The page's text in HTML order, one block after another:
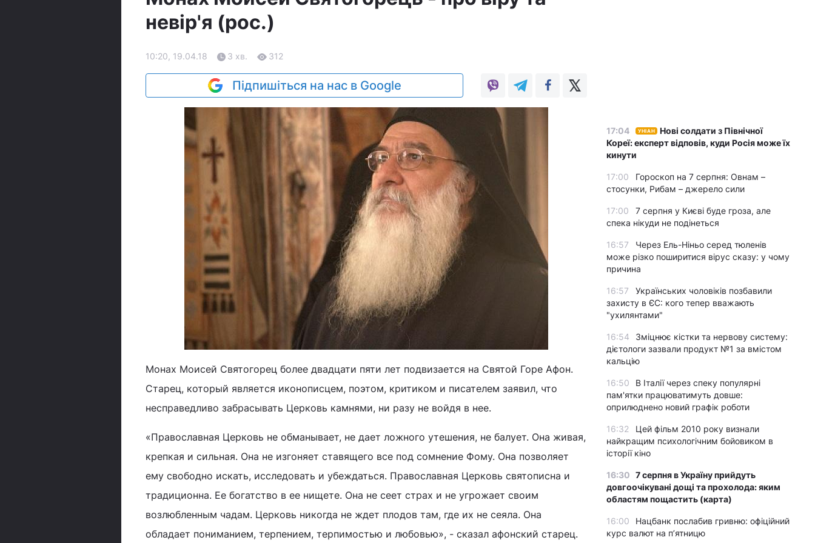
невір'я (рос.)
10:20, 19.04.18 3 хв. 312
Підпишіться на нас в Google
Монах Моисей Святогорец более двадцати пяти лет подвизается на Святой Горе Афон.
Старец, который является иконописцем, поэтом, критиком и писателем заявил, что
несправедливо забрасывать Церковь камнями, ни разу не войдя в нее.
«Православная Церковь не обманывает, не дает ложного утешения, не балует. Она живая,
крепкая и сильная. Она не изгоняет ставящего все под сомнение Фому. Она позволяет
ему свободно искать, исследовать и убеждаться. Православная Церковь святописна и
традиционна. Ее богатство в ее нищете. Она не сеет страх и не угрожает своим
возлюбленным чадам. Церковь никогда не ждет плодов там, где их не сеяла. Она
обладает пониманием, терпением, терпимостью и любовью», - сказал афонский старец.
17:04 УНІАН
Нові солдати з Північної
Кореї: експерт відповів, куди Росія може їх
кинути
17:00
Гороскоп на 7 серпня: Овнам –
стосунки, Рибам – джерело сили
17:00
7 серпня у Києві буде гроза, але
спека нікуди не подінеться
16:57
Через Ель-Ніньо серед тюленів
може різко поширитися вірус сказу: у чому
причина
16:57
Українських чоловіків позбавили
захисту в ЄС: кого тепер вважають
"ухилянтами"
16:54
Зміцнює кістки та нервову систему:
дієтологи зазвали продукт №1 за вмістом
кальцію
16:50
В Італії через спеку популярні
пам'ятки працюватимуть довше:
оприлюднено новий графік роботи
16:32
Цей фільм 2010 року визнали
найкращим психологічним бойовиком в
історії кіно
16:30 7 серпня в Україну прийдуть
довгоочікувані дощі та прохолода: яким
областям пощастить (карта)
16:00
Нацбанк послабив гривню: офіційний
курс валют на п’ятницю